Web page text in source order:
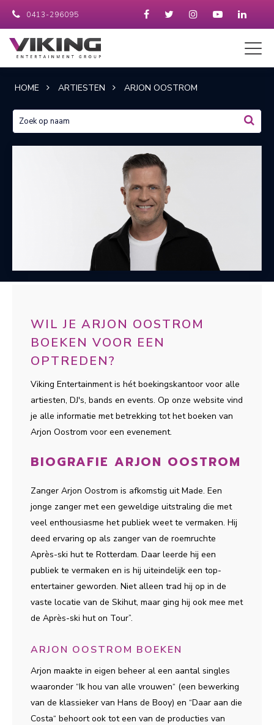
0413-296095
HOME ARTIESTEN ARJON OOSTROM
WIL JE ARJON OOSTROM
BOEKEN VOOR EEN
OPTREDEN?
Viking Entertainment is hét boekingskantoor voor alle
artiesten, DJ's, bands en events. Op onze website vind
je alle informatie met betrekking tot het boeken van
Arjon Oostrom voor een evenement.
BIOGRAFIE ARJON OOSTROM
Zanger Arjon Oostrom is afkomstig uit Made. Een
jonge zanger met een geweldige uitstraling die met
veel enthousiasme het publiek weet te vermaken. Hij
deed ervaring op als zanger van de roemruchte
Après-ski hut te Rotterdam. Daar leerde hij een
publiek te vermaken en is hij uiteindelijk een top-
entertainer geworden. Niet alleen trad hij op in de
vaste locatie van de Skihut, maar ging hij ook mee met
de Après-ski hut on Tour”.
ARJON OOSTROM BOEKEN
Arjon maakte in eigen beheer al een aantal singles
waaronder “Ik hou van alle vrouwen“ (een bewerking
van de klassieker van Hans de Booy) en “Daar aan die
Costa“ behoort ook tot een van de producties van